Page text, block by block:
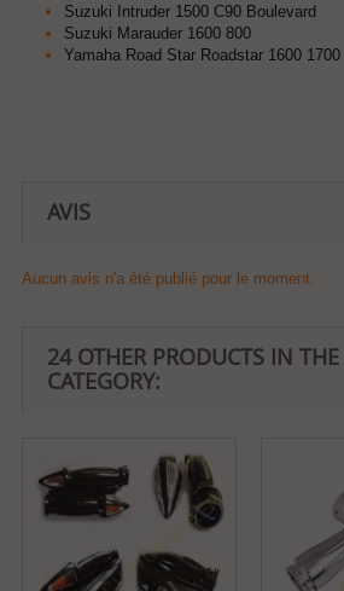
Suzuki Intruder 1500 C90 Boulevard
Suzuki Marauder 1600 800
Yamaha Road Star Roadstar 1600 1700
AVIS
Aucun avis n'a été publié pour le moment.
24 OTHER PRODUCTS IN
CATEGORY: